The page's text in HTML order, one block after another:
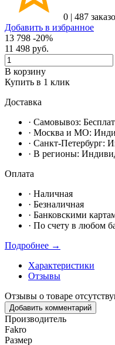
0 | 487
Добавить в избранное
13 798 -20%
11 498 руб.
В корзину
Купить в 1 клик
Доставка
· Самовывоз:
· Москвa и МО:
· Санкт-Петербург:
· В регионы:
Оплата
· Наличная
· Безналичная
· Банковскими
· По счету в любом
Подробнее →
Характеристики
Отзывы
Отзывы о товаре
Добавить комментарий
Производитель
Fakro
Размер